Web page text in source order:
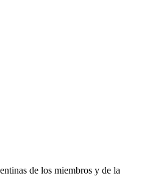
de los miembros y de la